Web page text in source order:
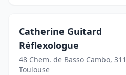
Catherine Guitard
Réflexologue
48 Chem. de Basso Cambo,
Toulouse